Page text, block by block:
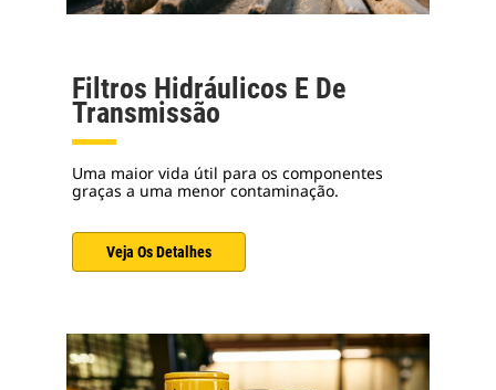
Filtros Hidráulicos E De
Transmissão
Uma maior vida útil para os componentes
graças a uma menor contaminação.
Veja Os Detalhes